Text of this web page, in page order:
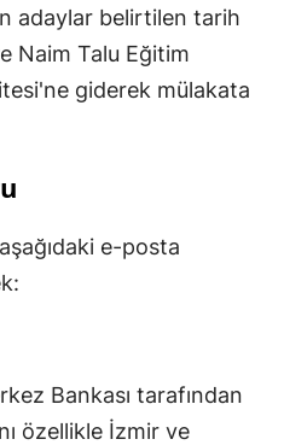
adaylar belirtilen tarih
Naim Talu Eğitim
giderek mülakata
e-posta
Bankası tarafından
özellikle İzmir ve